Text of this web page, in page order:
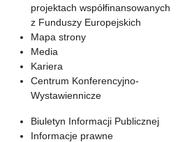
projektach współfinansowanych
z Funduszy Europejskich
Mapa strony
Media
Kariera
Centrum Konferencyjno-
Wystawiennicze
Biuletyn Informacji Publicznej
Informacje prawne